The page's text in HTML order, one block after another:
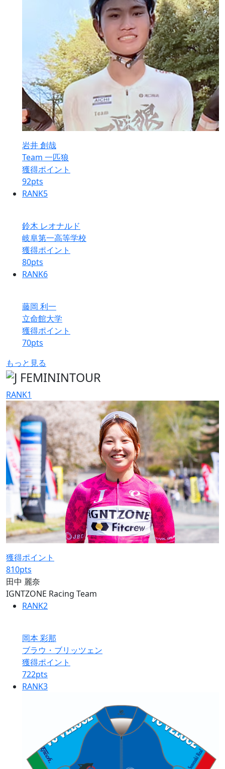
岩井 創哉
Team 一匹狼
獲得ポイント
92pts
RANK5
鈴木 レオナルド
岐阜第一高等学校
獲得ポイント
80pts
RANK6
藤岡 利一
立命館大学
獲得ポイント
70pts
もっと見る
RANK1
獲得ポイント
810pts
田中 麗奈
IGNTZONE Racing Team
RANK2
岡本 彩那
ブラウ・ブリッツェン
獲得ポイント
722pts
RANK3